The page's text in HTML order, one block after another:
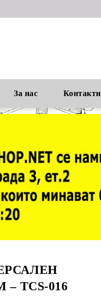
За нас Контакти
TCS-016